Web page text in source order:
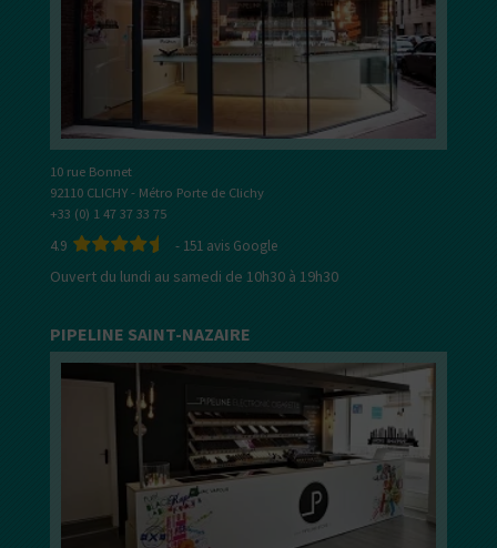
10 rue Bonnet
92110 CLICHY - Métro Porte de Clichy
+33 (0) 1 47 37 33 75
4.9 - 151 avis Google
Ouvert du lundi au samedi de 10h30 à 19h30
PIPELINE SAINT-NAZAIRE